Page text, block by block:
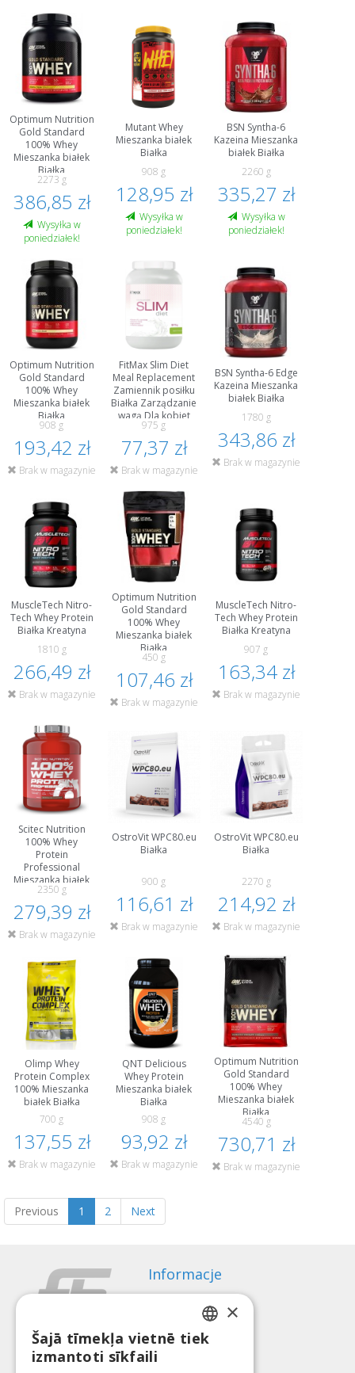
Optimum Nutrition
Gold Standard
100% Whey
Mieszanka białek
Białka
2273 g
386,85 zł
Wysyłka w
poniedziałek!
Mutant Whey
Mieszanka białek
Białka
908 g
128,95 zł
Wysyłka w
poniedziałek!
BSN Syntha-6
Kazeina Mieszanka
białek Białka
2260 g
335,27 zł
Wysyłka w
poniedziałek!
Optimum Nutrition
Gold Standard
100% Whey
Mieszanka białek
Białka
908 g
193,42 zł
Brak w magazynie
FitMax Slim Diet
Meal Replacement
Zamiennik posiłku
Białka Zarządzanie
wagą Dla kobiet
975 g
77,37 zł
Brak w magazynie
BSN Syntha-6 Edge
Kazeina Mieszanka
białek Białka
1780 g
343,86 zł
Brak w magazynie
MuscleTech Nitro-
Tech Whey Protein
Białka Kreatyna
1810 g
266,49 zł
Brak w magazynie
Optimum Nutrition
Gold Standard
100% Whey
Mieszanka białek
Białka
450 g
107,46 zł
Brak w magazynie
MuscleTech Nitro-
Tech Whey Protein
Białka Kreatyna
907 g
163,34 zł
Brak w magazynie
Scitec Nutrition
100% Whey
Protein
Professional
Mieszanka białek
Białka
2350 g
279,39 zł
Brak w magazynie
OstroVit WPC80.eu
Białka
900 g
116,61 zł
Brak w magazynie
OstroVit WPC80.eu
Białka
2270 g
214,92 zł
Brak w magazynie
Olimp Whey
Protein Complex
100% Mieszanka
białek Białka
700 g
137,55 zł
Brak w magazynie
QNT Delicious
Whey Protein
Mieszanka białek
Białka
908 g
93,92 zł
Brak w magazynie
Optimum Nutrition
Gold Standard
100% Whey
Mieszanka białek
Białka
4540 g
730,71 zł
Brak w magazynie
Previous 1 2 Next
Informacje
Sposoby płatności
Regulamin zwrotów
O nas
LATVIAN
×
Šajā tīmekļa vietnē tiek
izmantoti sīkfaili